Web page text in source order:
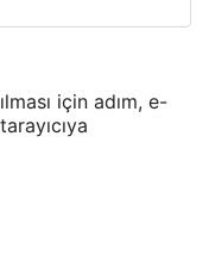
için adım, e-